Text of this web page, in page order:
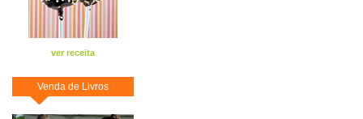
ver receita
Venda de Livros